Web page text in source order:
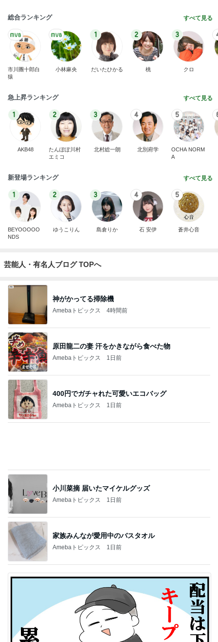
総合ランキング すべて見る
市川團十郎白
猿
小林麻央
1
だいたひかる
2
桃
3
クロ
急上昇ランキング すべて見る
1
AKB48
2
たんぽぽ川村
エミコ
3
北村総一朗
4
北別府学
5
OCHA NORM
A
新登場ランキング すべて見る
1
BEYOOOOO
NDS
2
ゆうこりん
3
島倉りか
4
石 安伊
5
蒼井心音
芸能人・有名人ブログ TOPへ
神がかってる掃除機
Amebaトピックス 4時間前
原田龍二の妻 汗をかきながら食べた物
Amebaトピックス 1日前
400円でガチャれた可愛いエコバッグ
Amebaトピックス 1日前
小川菜摘 届いたマイケルグッズ
Amebaトピックス 1日前
家族みんなが愛用中のバスタオル
Amebaトピックス 1日前